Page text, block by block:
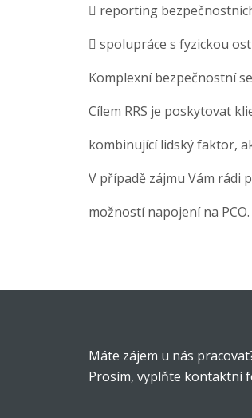
 reporting
 spolupráce s fyzickou
Komplexní bezpečnostní
Cílem RRS je poskytovat
kombinující lidský faktor,
V případě zájmu Vám rádi
možností napojení na PCO.
Máte zájem u nás
Prosím, vyplňte kontaktní